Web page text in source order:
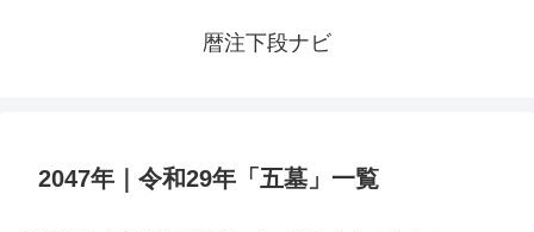
暦注下段ナビ
2047年｜令和29年「五墓」一覧